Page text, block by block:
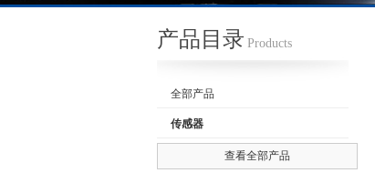
产品目录 Products
全部产品
传感器
查看全部产品